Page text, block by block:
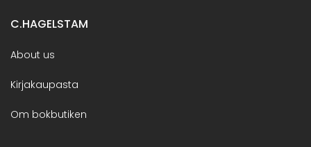
C.HAGELSTAM
About us
Kirjakaupasta
Om bokbutiken